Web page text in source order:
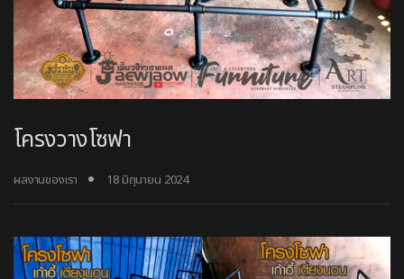
โครงวางโซฟา
ผลงานของเรา 18 มิถุนายน 2024